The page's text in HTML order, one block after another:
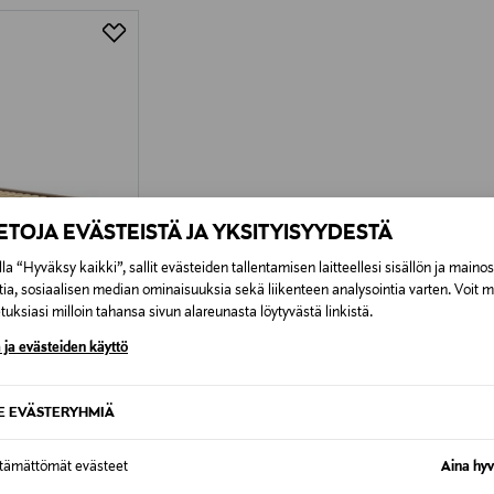
EVÄSTEISTÄ JA YKSITYISYYDESTÄ
“Hyväksy kaikki”, sallit evästeiden tallentamisen laitteellesi sisällön ja
sosiaalisen median ominaisuuksia sekä liikenteen analysointia varten. Voit
milloin tahansa sivun alareunasta löytyvästä linkistä.
ja evästeiden käyttö
EVÄSTERYHMIÄ
evästeet Aina
–15%
brown 160 x